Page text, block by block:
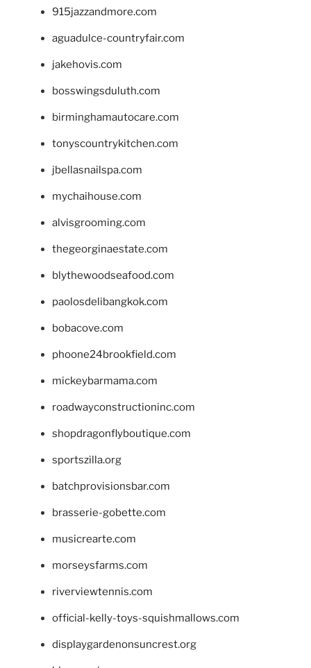
915jazzandmore.com
aguadulce-countryfair.com
jakehovis.com
bosswingsduluth.com
birminghamautocare.com
tonyscountrykitchen.com
jbellasnailspa.com
mychaihouse.com
alvisgrooming.com
thegeorginaestate.com
blythewoodseafood.com
paolosdelibangkok.com
bobacove.com
phoone24brookfield.com
mickeybarmama.com
roadwayconstructioninc.com
shopdragonflyboutique.com
sportszilla.org
batchprovisionsbar.com
brasserie-gobette.com
musicrearte.com
morseysfarms.com
riverviewtennis.com
official-kelly-toys-squishmallows.com
displaygardenonsuncrest.org